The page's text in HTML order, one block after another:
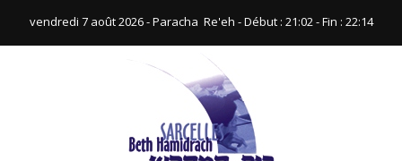
vendredi 7 août 2026 - Paracha ‪ Re'eh‬ - Début : 21:02‬ - Fin : ‪22:14‬